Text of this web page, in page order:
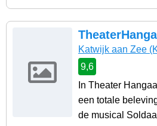
Katwijk aan Zee
9,6
In Theater
een totale
de musical